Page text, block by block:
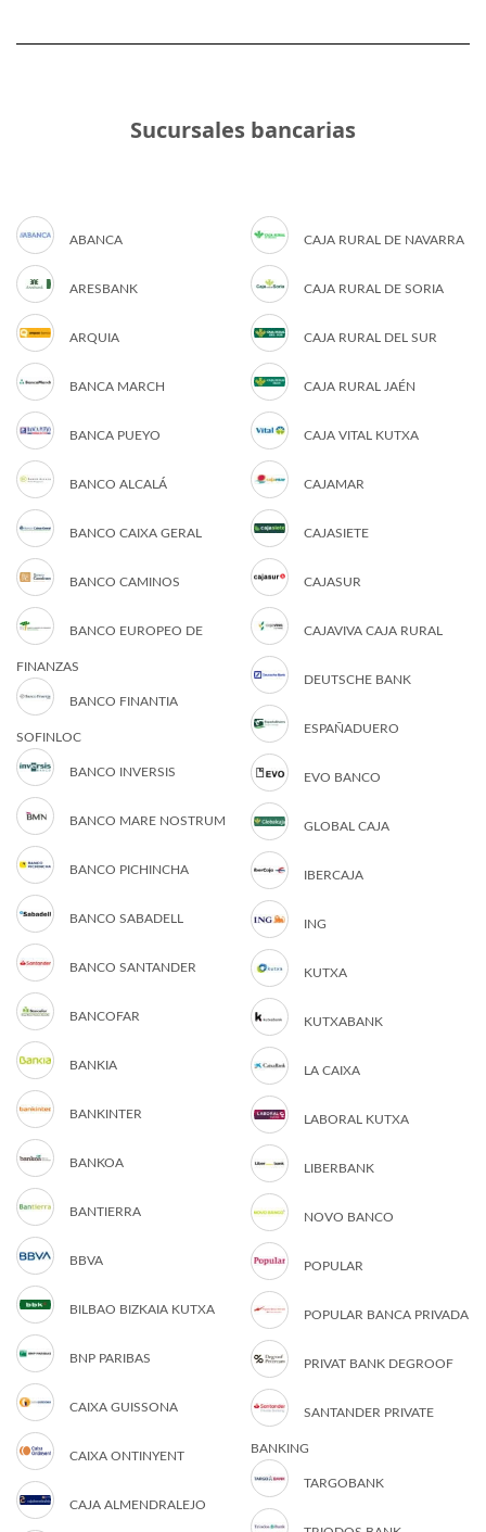
Sucursales bancarias
ABANCA
ARESBANK
ARQUIA
BANCA MARCH
BANCA PUEYO
BANCO ALCALÁ
BANCO CAIXA GERAL
BANCO CAMINOS
BANCO EUROPEO DE
FINANZAS
BANCO FINANTIA
SOFINLOC
BANCO INVERSIS
BANCO MARE NOSTRUM
BANCO PICHINCHA
BANCO SABADELL
BANCO SANTANDER
BANCOFAR
BANKIA
BANKINTER
BANKOA
BANTIERRA
BBVA
BILBAO BIZKAIA KUTXA
BNP PARIBAS
CAIXA GUISSONA
CAIXA ONTINYENT
CAJA ALMENDRALEJO
CAJA RURAL DE NAVARRA
CAJA RURAL DE SORIA
CAJA RURAL DEL SUR
CAJA RURAL JAÉN
CAJA VITAL KUTXA
CAJAMAR
CAJASIETE
CAJASUR
CAJAVIVA CAJA RURAL
DEUTSCHE BANK
ESPAÑADUERO
EVO BANCO
GLOBAL CAJA
IBERCAJA
ING
KUTXA
KUTXABANK
LA CAIXA
LABORAL KUTXA
LIBERBANK
NOVO BANCO
POPULAR
POPULAR BANCA PRIVADA
PRIVAT BANK DEGROOF
SANTANDER PRIVATE
BANKING
TARGOBANK